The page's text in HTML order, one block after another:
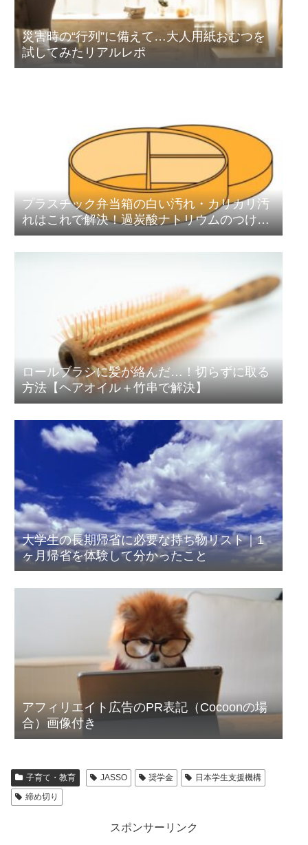
災害時の“行列”に備えて…大人用紙おむつを
試してみたリアルレポ
プラスチック弁当箱の白い汚れ・カリカリ汚
れはこれで解決！過炭酸ナトリウムのつけ置
き洗浄術
ロールブラシに髪が絡んだ…！切らずに取る
方法【ヘアオイル＋竹串で解決】
大学生の長期帰省に必要な持ち物リスト｜1
ヶ月帰省を体験して分かったこと
アフィリエイト広告のPR表記（Cocoonの場
合）画像付き
子育て・教育 JASSO 奨学金
日本学生支援機構
締め切り
スポンサーリンク